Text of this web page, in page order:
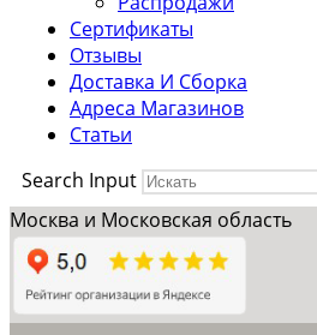
Сертификаты
Отзывы
Доставка И Сборка
Адреса Магазинов
Статьи
Search Input
Москва и Московская область